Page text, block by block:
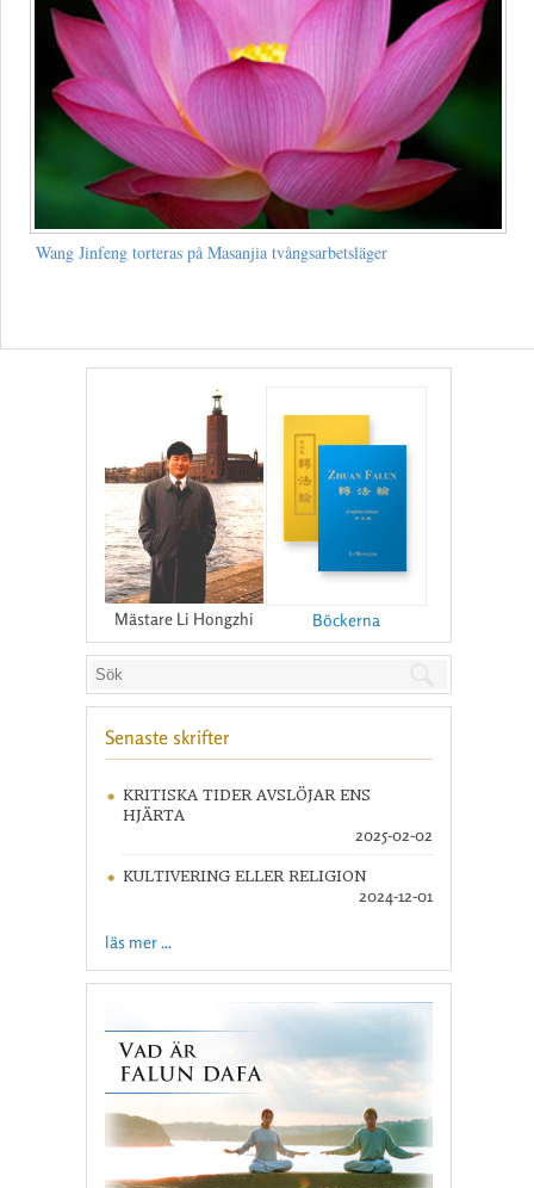
Wang Jinfeng torteras på Masanjia tvångsarbetsläger
Mästare Li Hongzhi Böckerna
Senaste skrifter
KRITISKA TIDER AVSLÖJAR ENS
HJÄRTA
2025-02-02
KULTIVERING ELLER RELIGION
2024-12-01
läs mer ...